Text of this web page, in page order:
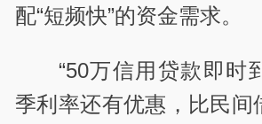
配“短频快”的资金需求。
“50万信用贷款即时
季利率还有优惠，比民间